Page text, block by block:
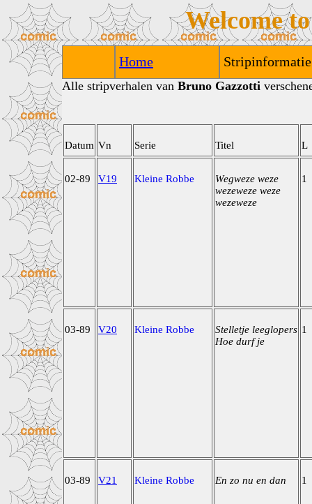
Welcome
Home Stripinformatie
Alle stripverhalen van Bruno Gazzotti
Datum Vn Serie Titel L
02-89 V19 Kleine Robbe
Wegweze weze
wezeweze weze
wezeweze
1
03-89 V20 Kleine Robbe
Stelletje leeglopers
Hoe durf je
1
03-89 V21 Kleine Robbe En zo nu en dan 1